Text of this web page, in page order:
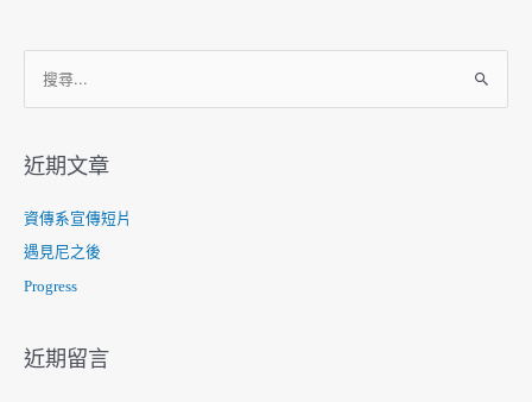
頁
鍵
:
近期文章
資傳系宣傳短片
遇見尼之後
Progress
近期留言